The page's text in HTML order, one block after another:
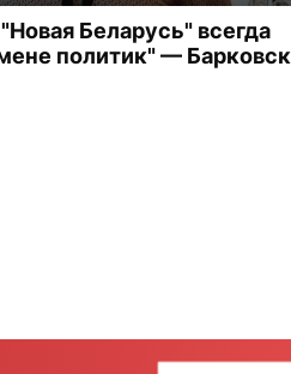
Беларусь" всегда
политик" —